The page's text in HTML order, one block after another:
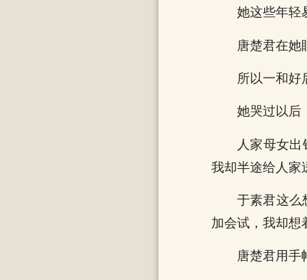
她这些年轻
唐楚君在她
所以一和好
她哭过以后
人家母女
我却半途给人家
于素君这么
加会试，我却
唐楚君用手